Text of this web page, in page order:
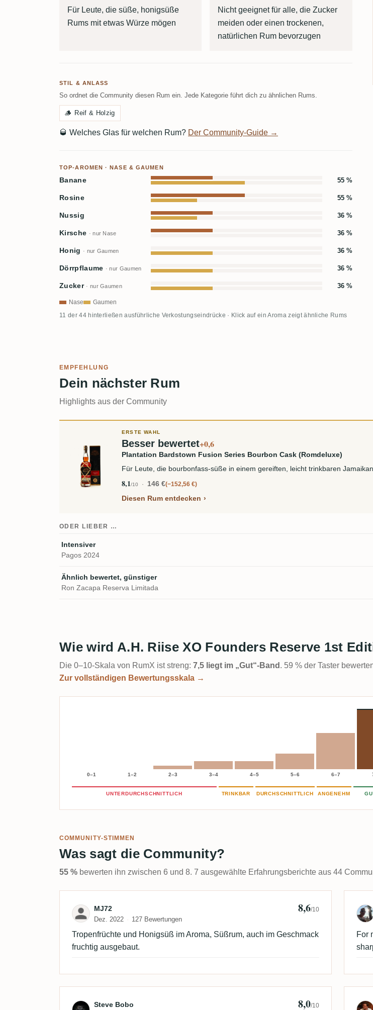
Für Leute, die süße, honigsüße
Rums mit etwas Würze mögen
Nicht geeignet für alle, die Zucker
meiden oder einen trockenen,
natürlichen Rum bevorzugen
STIL & ANLASS
So ordnet die Community diesen Rum ein. Jede Kategorie führt dich zu ähnlichen Rums.
🪵 Reif & Holzig
🥃 Welches Glas für welchen Rum? Der Community-Guide →
TOP-AROMEN · NASE & GAUMEN
Banane 55 %
Rosine 55 %
Nussig 36 %
Kirsche · nur Nase 36 %
Honig · nur Gaumen 36 %
Dörrpflaume · nur Gaumen 36 %
Zucker · nur Gaumen 36 %
Nase Gaumen
11 der 44 hinterließen ausführliche Verkostungseindrücke · Klick auf ein Aroma zeigt ähnliche Rums
EMPFEHLUNG
Dein nächster Rum
Highlights aus der Community
ERSTE WAHL
Besser bewertet+0,6
Plantation Bardstown Fusion Series Bourbon Cask (Romdeluxe)
Für Leute, die bourbonfass-süße in einem gereiften, leicht trinkbaren
8,1/10 146 € −152,56 €
Diesen Rum entdecken
ODER LIEBER …
Intensiver
Pagos 2024
Ähnlich bewertet, günstiger
Ron Zacapa Reserva Limitada
Wie wird A.H. Riise XO Founders Reserve 1st
Die 0–10-Skala von RumX ist streng: 7,5 liegt im „Gut“-Band . 59 % der Taster
Zur vollständigen Bewertungsskala →
0–1 1–2 2–3 3–4 4–5 5–6 6–7
UNTERDURCHSCHNITTLICH TRINKBAR DURCHSCHNITTLICH ANGENEHM
COMMUNITY-STIMMEN
Was sagt die Community?
55 % bewerten ihn zwischen 6 und 8. 7 ausgewählte Erfahrungsberichte aus 44
Bewertung von MJ72
MJ72
Dez. 2022 127 Bewertungen
8,6/10
Tropenfrüchte und Honigsüß im Aroma, Süßrum, auch im Geschmack
fruchtig ausgebaut.
For
Bewertung von Steve Bobo
Steve Bobo 8,0/10